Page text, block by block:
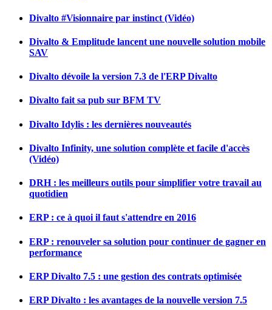
Divalto #Visionnaire par instinct (Vidéo)
Divalto & Emplitude lancent une nouvelle solution mobile
SAV
Divalto dévoile la version 7.3 de l'ERP Divalto
Divalto fait sa pub sur BFM TV
Divalto Idylis : les dernières nouveautés
Divalto Infinity, une solution complète et facile d'accès
(Vidéo)
DRH : les meilleurs outils pour simplifier votre travail au
quotidien
ERP : ce à quoi il faut s'attendre en 2016
ERP : renouveler sa solution pour continuer de gagner en
performance
ERP Divalto 7.5 : une gestion des contrats optimisée
ERP Divalto : les avantages de la nouvelle version 7.5